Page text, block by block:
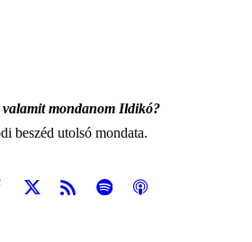
mondanom Ildikó?
beszéd utolsó mondata.